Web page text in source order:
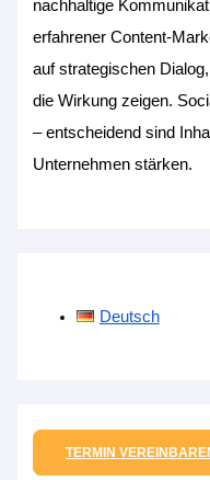
nachhaltige
erfahrener Content-
auf strategischen
die Wirkung zeigen.
– entscheidend sind
Unternehmen stärken.
Deutsch
TERMIN